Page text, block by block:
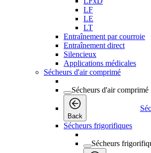
LF
LE
LT
Entraînement par courroie
Entraînement direct
Silencieux
Applications médicales
Sécheurs d'air comprimé
Sécheurs d'air comprimé
Back
Sécheurs frigorifiques
Sécheurs